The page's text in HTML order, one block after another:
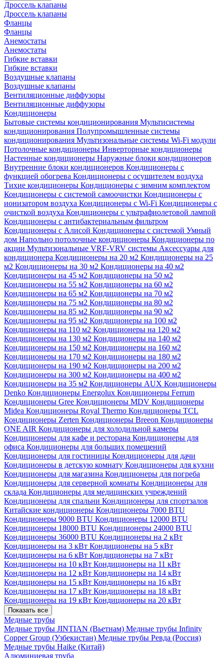
Дроссель клапаны
Дроссель клапаны
Фланцы
Фланцы
Анемостаты
Анемостаты
Гибкие вставки
Гибкие вставки
Воздушные клапаны
Воздушные клапаны
Вентиляционные диффузоры
Вентиляционные диффузоры
Кондиционеры
Бытовые системы кондиционирования Мультисистемы
кондиционирования Полупромышленные системы
кондиционирования Мультизональные системы Wi-Fi модули
Потолочные кондиционеры Инверторные кондиционеры
Настенные кондиционеры Наружные блоки кондиционеров
Внутренние блоки кондиционеров Кондиционеры с
функцией обогрева Кондиционеры с осушителем воздуха
Тихие кондиционеры Кондиционеры с зимним комплектом
Кондиционеры с системой самоочистки Кондиционеры с
ионизатором воздуха Кондиционеры с Wi-Fi Кондиционеры с
очисткой воздуха Кондиционеры с ультрафиолетовой лампой
Кондиционеры с антибактериальным фильтром
Кондиционеры с Алисой Кондиционеры с системой Умный
дом Напольно потолочные кондиционеры Кондиционеры по
акции Мультизональные VRF-VRV системы Аксессуары для
кондиционера Кондиционеры на 20 м2 Кондиционеры на 25
м2 Кондиционеры на 30 м2 Кондиционеры на 40 м2
Кондиционеры на 45 м2 Кондиционеры на 50 м2
Кондиционеры на 55 м2 Кондиционеры на 60 м2
Кондиционеры на 65 м2 Кондиционеры на 70 м2
Кондиционеры на 75 м2 Кондиционеры на 80 м2
Кондиционеры на 85 м2 Кондиционеры на 90 м2
Кондиционеры на 95 м2 Кондиционеры на 100 м2
Кондиционеры на 110 м2 Кондиционеры на 120 м2
Кондиционеры на 130 м2 Кондиционеры на 140 м2
Кондиционеры на 150 м2 Кондиционеры на 160 м2
Кондиционеры на 170 м2 Кондиционеры на 180 м2
Кондиционеры на 190 м2 Кондиционеры на 200 м2
Кондиционеры на 300 м2 Кондиционеры на 400 м2
Кондиционеры на 35 м2 Кондиционеры AUX Кондиционеры
Denko Кондиционеры Energolux Кондиционеры Ferrum
Кондиционеры Gree Кондиционеры MDV Кондиционеры
Midea Кондиционеры Royal Thermo Кондиционеры TCL
Кондиционеры Zerten Кондиционеры Breeon Кондиционеры
ONE AIR Кондиционеры для холодильной камеры
Кондиционеры для кафе и ресторана Кондиционеры для
офиса Кондиционеры для больших помещений
Кондиционеры для гостиницы Кондиционеры для дачи
Кондиционеры в детскую комнату Кондиционеры для кухни
Кондиционеры для магазина Кондиционеры для погреба
Кондиционеры для серверной комнаты Кондиционеры для
склада Кондиционеры для медицинских учреждений
Кондиционеры для спальни Кондиционеры для спортзалов
Китайские кондиционеры Кондиционеры 7000 BTU
Кондиционеры 9000 BTU Кондиционеры 12000 BTU
Кондиционеры 18000 BTU Кондиционеры 24000 BTU
Кондиционеры 36000 BTU Кондиционеры на 2 кВт
Кондиционеры на 3 кВт Кондиционеры на 5 кВт
Кондиционеры на 6 кВт Кондиционеры на 7 кВт
Кондиционеры на 10 кВт Кондиционеры на 11 кВт
Кондиционеры на 12 кВт Кондиционеры на 14 кВт
Кондиционеры на 15 кВт Кондиционеры на 16 кВт
Кондиционеры на 17 кВт Кондиционеры на 18 кВт
Кондиционеры на 19 кВт Кондиционеры на 20 кВт
Показать все
Медные трубы
Медные трубы JINTIAN (Вьетнам) Медные трубы Infinity
Copper Group (Узбекистан) Медные трубы Ревда (Россия)
Медные трубы Haike (Китай)
Алюминиевая труба